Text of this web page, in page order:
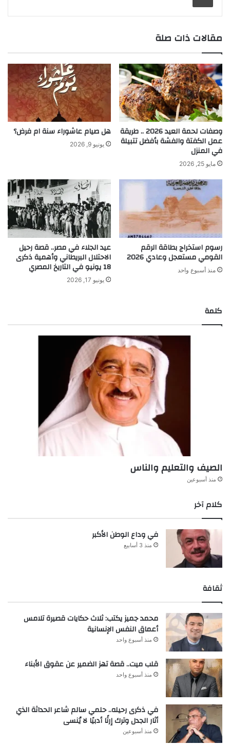
مقالات ذات صلة
وصفات لحمة العيد 2026 .. طريقة
عمل الكفتة والفشة بأفضل تتبيلة
في المنزل
مايو 25, 2026
هل صيام عاشوراء سنة ام فرض؟
يونيو 9, 2026
رسوم استخراج بطاقة الرقم
القومي مستعجل وعادي 2026
منذ أسبوع واحد
عيد الجلاء في مصر.. قصة رحيل
الاحتلال البريطاني وأهمية ذكرى
18 يونيو في التاريخ المصري
يونيو 17, 2026
كلمة
الصيف والتعليم والناس
منذ أسبوعين
كلام آخر
في وداع الوطن الأكبر
منذ 3 أسابيع
ثقافة
محمد جميز يكتب: ثلاث حكايات قصيرة تلامس
أعماق النفس الإنسانية
منذ أسبوع واحد
قلب ميت.. قصة تهز الضمير عن عقوق الأبناء
منذ أسبوع واحد
في ذكرى رحيله.. حلمي سالم شاعر الحداثة الذي
أثار الجدل وترك إرثًا أدبيًا لا يُنسى
منذ أسبوعين